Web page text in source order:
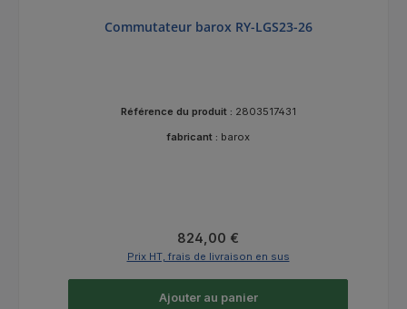
Commutateur barox RY-LGS23-26
Référence du produit : 2803517431
fabricant : barox
Prix régulier :
824,00 €
Prix HT, frais de livraison en sus
Ajouter au panier